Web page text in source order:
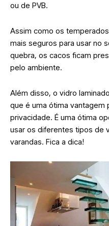
ou de PVB.
Assim como os
mais seguros para usar no
quebra, os cacos ficam
pelo ambiente.
Além disso, o vidro
que é uma ótima vantagem
privacidade. É uma ótima
usar os diferentes tipos de
varandas. Fica a dica!